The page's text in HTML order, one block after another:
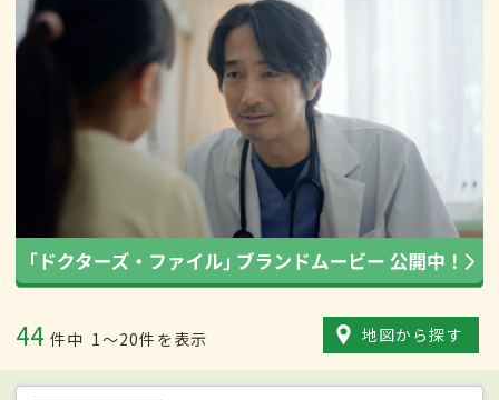
44 件中 1〜20件を表示 地図から探す